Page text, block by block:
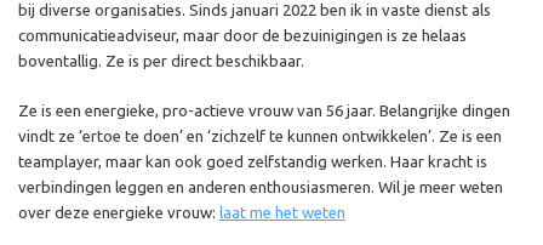
bij diverse organisaties. Sinds januari 2022 ben ik in vaste dienst als
communicatieadviseur, maar door de bezuinigingen is ze helaas
boventallig. Ze is per direct beschikbaar.
Ze is een energieke, pro-actieve vrouw van 56 jaar. Belangrijke dingen
vindt ze ‘ertoe te doen’ en ‘zichzelf te kunnen ontwikkelen’. Ze is een
teamplayer, maar kan ook goed zelfstandig werken. Haar kracht is
verbindingen leggen en anderen enthousiasmeren. Wil je meer weten
over deze energieke vrouw: laat me het weten